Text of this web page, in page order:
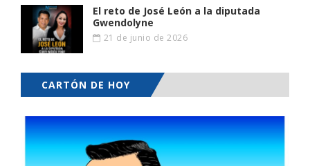
El reto de José León a la diputada
Gwendolyne
21 de junio de 2026
CARTÓN DE HOY